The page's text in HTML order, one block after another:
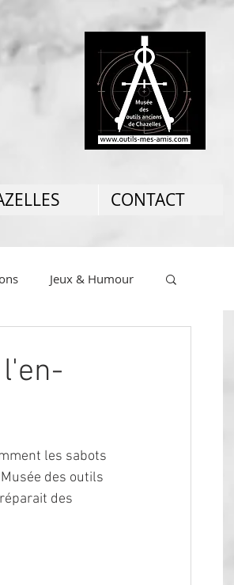
CONTACT
Jeux & Humour
les sabots
des outils
des